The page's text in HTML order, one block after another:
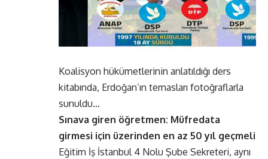
Koalisyon hükümetlerinin anlatıldığı ders
kitabında, Erdoğan’ın temasları fotoğraflarla
sunuldu…
Sınava giren öğretmen: Müfredata
girmesi için üzerinden en az 50 yıl geçmeli
Eğitim İş İstanbul 4 Nolu Şube Sekreteri, aynı